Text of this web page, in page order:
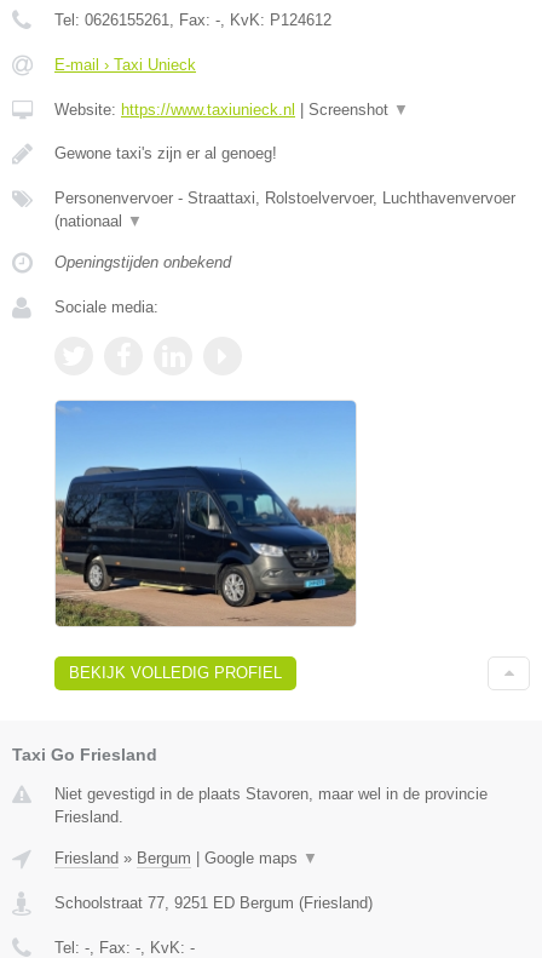
Tel: 0626155261, Fax: -, KvK: P124612
E-mail › Taxi Unieck
Website: https://www.taxiunieck.nl Screenshot ▼
Gewone taxi's zijn er al genoeg!
Personenvervoer - Straattaxi, Rolstoelvervoer, Luchthavenvervoer
(nationaal
▼
Openingstijden onbekend
Sociale media:
BEKIJK VOLLEDIG PROFIEL
Taxi Go Friesland
Niet gevestigd in de plaats Stavoren, maar wel in de provincie
Friesland.
Friesland » Bergum Google maps ▼
Schoolstraat 77 9251 ED Bergum (Friesland)
Tel: - , Fax: - , KvK: -